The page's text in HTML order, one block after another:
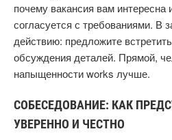
почему вакансия вам интересна
согласуется с требованиями. В
действию: предложите
обсуждения деталей. Прямой,
напыщенности works лучше.
СОБЕСЕДОВАНИЕ: КАК
УВЕРЕННО И ЧЕСТНО